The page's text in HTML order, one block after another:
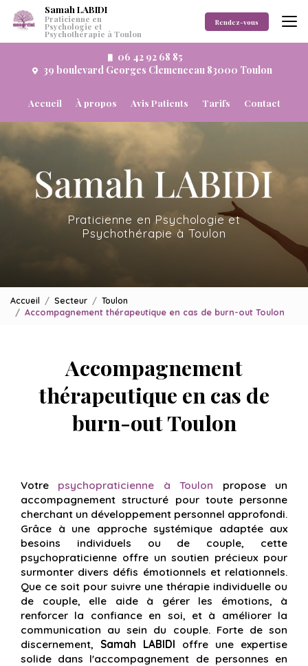
Aller
06 42 92 68 85
39 boulevard Georges Clemenceau 83000 Toulon
Accueil À propos Avis Patients Tarifs Contact
Samah LABIDI
Praticienne en
Psychologie et
Psychothérapie à Toulon
Rendez-vous
Praticienne en Psychologie et
Psychothérapie à Toulon
Accueil Secteur
Toulon
Accompagnement thérapeutique en cas de burn-out Toulon
Accompagnement
thérapeutique en cas de
burn-out Toulon
Votre psychopraticienne à Toulon propose un
accompagnement structuré pour toute personne
cherchant un développement personnel approfondi.
Grâce à une approche systémique adaptée aux
besoins individuels ou de couple, cette
psychopraticienne offre un soutien précieux pour
surmonter divers défis émotionnels et relationnels.
Que ce soit pour suivre une thérapie individuelle ou
de couple, elle aide à gérer les émotions, à
renforcer la confiance en soi, et à améliorer la
communication au sein du couple. Forte de son
discernement, Samah LABIDI offre une expertise
solide dans l'accompagnement de personnes en